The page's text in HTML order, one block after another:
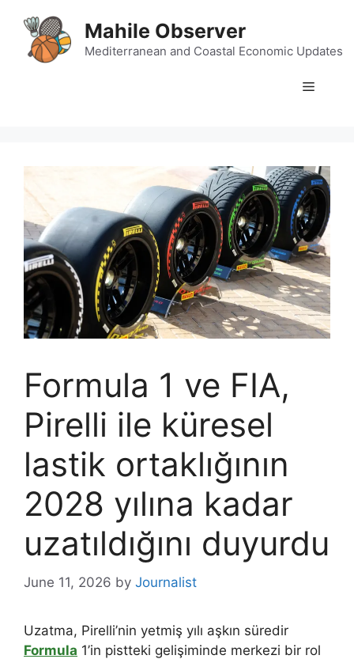
content
Mahile Observer
Mediterranean and Coastal Economic Updates
Menu
Formula 1 ve FIA,
Pirelli ile küresel
lastik ortaklığının
2028 yılına kadar
uzatıldığını duyurdu
June 11, 2026 by Journalist
Uzatma, Pirelli’nin yetmiş yılı aşkın süredir
Formula 1’in pistteki gelişiminde merkezi bir rol